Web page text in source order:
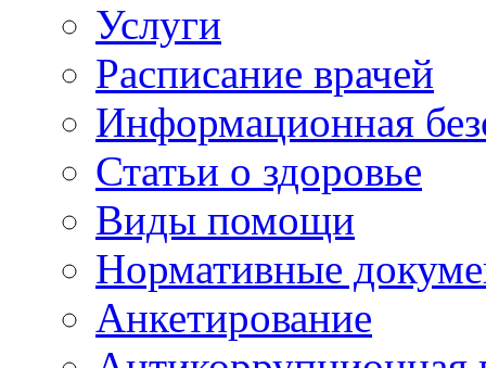
Услуги
Расписание врачей
Информационная
Статьи о здоровье
Виды помощи
Нормативные
Анкетирование